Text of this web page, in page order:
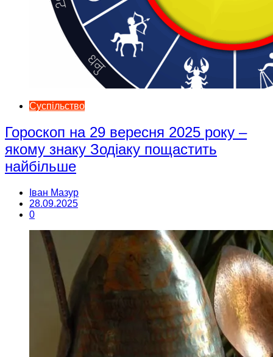
Суспільство
Гороскоп на 29 вересня 2025 року –
якому знаку Зодіаку пощастить
найбільше
Іван Мазур
28.09.2025
0